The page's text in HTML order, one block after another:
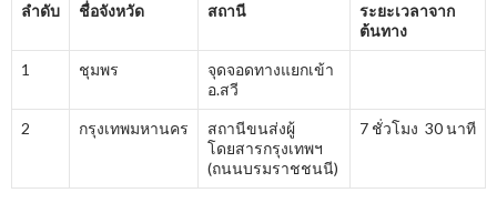
ลำดับ ชื่อจังหวัด สถานี
ระยะเวลาจาก
ต้นทาง
1 ชุมพร
จุดจอดทางแยกเข้า
อ.สวี
2 กรุงเทพมหานคร
สถานีขนส่งผู้
โดยสารกรุงเทพฯ
(ถนนบรมราชชนนี)
7 ชั่วโมง 30 นาที